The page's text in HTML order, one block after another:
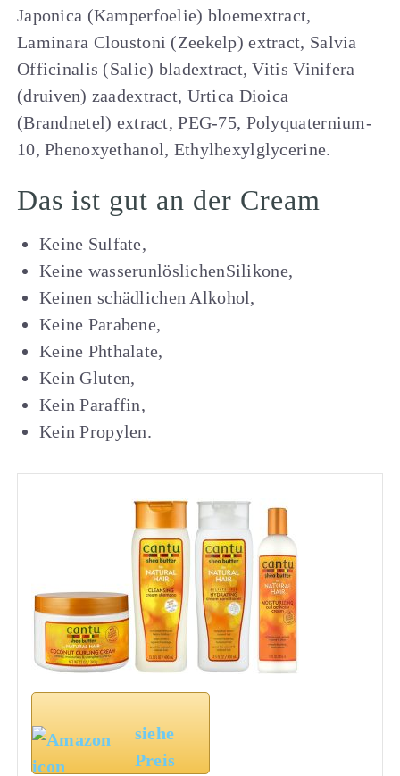
Japonica (Kamperfoelie) bloemextract,
Laminara Cloustoni (Zeekelp) extract, Salvia
Officinalis (Salie) bladextract, Vitis Vinifera
(druiven) zaadextract, Urtica Dioica
(Brandnetel) extract, PEG-75, Polyquaternium-
10, Phenoxyethanol, Ethylhexylglycerine.
Das ist gut an der Cream
Keine Sulfate,
Keine wasserunlöslichenSilikone,
Keinen schädlichen Alkohol,
Keine Parabene,
Keine Phthalate,
Kein Gluten,
Kein Paraffin,
Kein Propylen.
siehe
Preis